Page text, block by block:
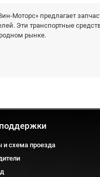
Моторс» предлагает
Эти транспортные
рынке.
и схема проезда